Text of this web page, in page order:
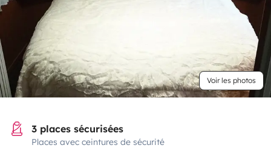
Voir les photos
3 places sécurisées
Places avec ceintures de sécurité